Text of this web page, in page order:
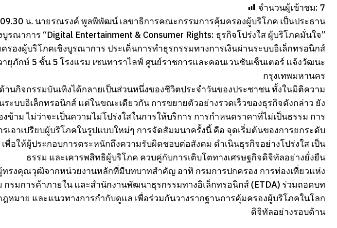
จำนวนผู้เข้าชม: 7
น. นายรณรงค์ พูลพิพัฒน์ เลขาธิการคณะกรรมการคุ้มครองผู้บริโภค เป็นประธาน
รณาการ “Digital Entertainment & Consumer Rights: ธุรกิจโปร่งใส ผู้บริโภคมั่นใจ”
องผู้บริโภคเชิงบูรณาการ ประเด็นการทำธุรกรรมทางการเงินผ่านระบบอิเล็กทรอนิกส์
ยุภักษ์ 5 ชั้น 5 โรงแรม เซนทาราไลฟ์ ศูนย์ราชการและคอนเวนชันเซ็นเตอร์ แจ้งวัฒนะ
กรุงเทพมหานคร
นกิจกรรมบันเทิงได้กลายเป็นส่วนหนึ่งของชีวิตประจำวันของประชาชน ทั้งในมิติความ
ะบบอิเล็กทรอนิกส์ แต่ในขณะเดียวกัน การขยายตัวอย่างรวดเร็วของธุรกิจดังกล่าว ยัง
ข้าม ไม่ว่าจะเป็นความไม่โปร่งใสในการให้บริการ การกำหนดราคาที่ไม่เป็นธรรม การ
เอาเปรียบผู้บริโภคในรูปแบบใหม่ๆ การจัดสัมมนาครั้งนี้ คือ จุดเริ่มต้นของการยกระดับ
พื่อให้ผู้ประกอบการตระหนักถึงความรับผิดชอบต่อสังคม ดำเนินธุรกิจอย่างโปร่งใส เป็น
ธรรม และเคารพสิทธิผู้บริโภค ควบคู่กับการเติบโตทางเศรษฐกิจดิจิทัลอย่างยั่งยืน
ทรงคุณวุฒิจากหน่วยงานหลักที่มีบทบาทสำคัญ อาทิ กรมการปกครอง การท่องเที่ยวแห่ง
กรมการค้าภายใน และสำนักงานพัฒนาธุรกรรมทางอิเล็กทรอนิกส์ (ETDA) ร่วมถอดบท
หมาย และแนวทางการกำกับดูแล เพื่อร่วมกันวางรากฐานการคุ้มครองผู้บริโภคในโลก
ดิจิทัลอย่างรอบด้าน